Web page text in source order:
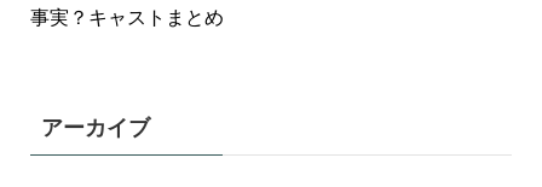
事実？キャストまとめ
アーカイブ